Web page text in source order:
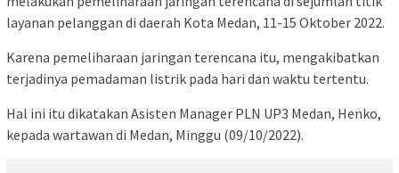
layanan pelanggan di daerah Kota Medan, 11-15 Oktober 2022.
Karena pemeliharaan jaringan terencana itu, mengakibatkan
terjadinya pemadaman listrik pada hari dan waktu tertentu.
Hal ini itu dikatakan Asisten Manager PLN UP3 Medan, Henko,
kepada wartawan di Medan, Minggu (09/10/2022).